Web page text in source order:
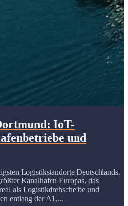
IoT-
und
Logistikstandorte Deutschlands.
Kanalhafen Europas, das
als Logistikdrehscheibe und
entlang der A1,...